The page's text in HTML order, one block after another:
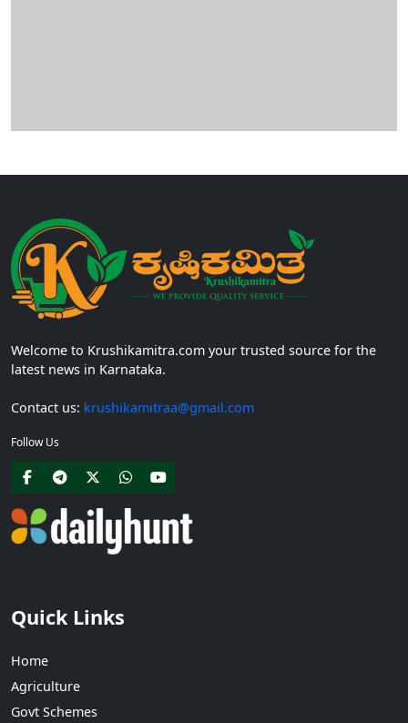
Welcome to Krushikamitra.com your trusted source for the
latest news in Karnataka.
Contact us: krushikamitraa@gmail.com
Follow Us
Quick Links
Home
Agriculture
Govt Schemes